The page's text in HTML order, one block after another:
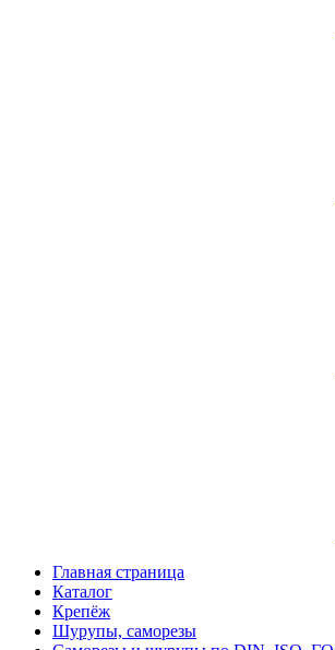
Главная страница
Каталог
Крепёж
Шурупы, саморезы